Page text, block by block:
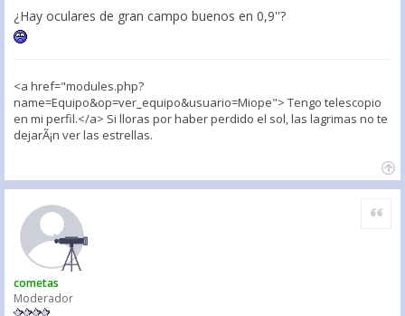
¿Hay oculares de gran campo buenos en 0,9''?
<a href="modules.php?
name=Equipo&op=ver_equipo&usuario=Miope"> Tengo telescopio
en mi perfil.</a> Si lloras por haber perdido el sol, las lagrimas no te
dejarÃ¡n ver las estrellas.
cometas
Moderador
Citar